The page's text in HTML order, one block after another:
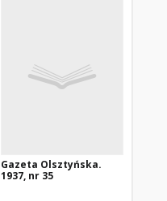
Gazeta Olsztyńska.
1937, nr 35